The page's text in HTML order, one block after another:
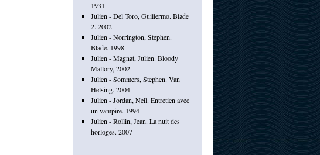
1931
Julien - Del Toro, Guillermo. Blade
2. 2002
Julien - Norrington, Stephen.
Blade. 1998
Julien - Magnat, Julien. Bloody
Mallory, 2002
Julien - Sommers, Stephen. Van
Helsing. 2004
Julien - Jordan, Neil. Entretien avec
un vampire. 1994
Julien - Rollin, Jean. La nuit des
horloges. 2007